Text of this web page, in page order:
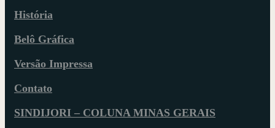
História
Belô Gráfica
Versão Impressa
Contato
SINDIJORI – COLUNA MINAS GERAIS